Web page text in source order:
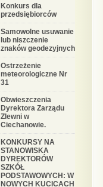
Konkurs dla
przedsiębiorców
Samowolne usuwanie
lub niszczenie
znaków geodezyjnych
Ostrzeżenie
meteorologiczne Nr
31
Obwieszczenia
Dyrektora Zarządu
Zlewni w
Ciechanowie.
KONKURSY NA
STANOWISKA
DYREKTORÓW
SZKÓŁ
PODSTAWOWYCH: W
NOWYCH KUCICACH